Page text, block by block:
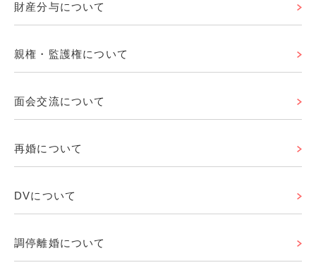
財産分与について
親権・監護権について
面会交流について
再婚について
DVについて
調停離婚について